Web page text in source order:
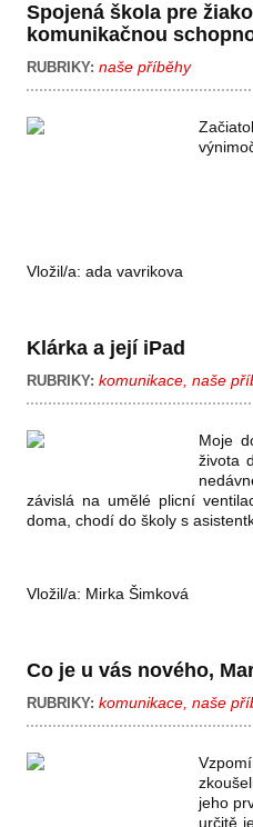
Spojená škola pre
komunikačnou
RUBRIKY: naše příběhy
Vložil/a: ada vavrikova
Klárka a její iPad
RUBRIKY: komunikace naše
Moje
života
závislá na umělé plicní
doma, chodí do školy s
Vložil/a: Mirka Šimková
Co je u vás nového,
RUBRIKY: komunikace naše
jeho
určitě